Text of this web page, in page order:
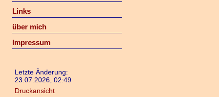
Links
über mich
Impressum
Letzte Änderung:
23.07.2026, 02:49
Druckansicht